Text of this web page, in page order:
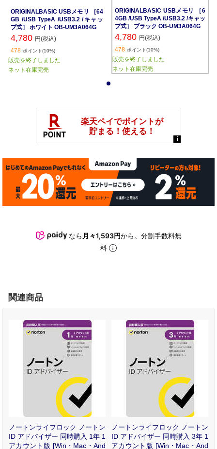
ORIGINALBASIC USBメモリ ［64
GB /USB TypeA /USB3.2 /キャッ
プ式］ ホワイト OB-UM3A064G
4,780 円(税込)
478 ポイント(10%)
販売を終了しました
ネット在庫完売
ORIGINALBASIC USBメモリ ［6
4GB /USB TypeA /USB3.2 /キャッ
プ式］ ブラック OB-UM3A064G
4,780 円(税込)
478 ポイント(10%)
販売を終了しました
ネット在庫完売
なら 月々1,593円から。分割手数料無
料
関連商品
ノートンライフロック ノートン
ID アドバイザー 同時購入 1年 1
アカウント版 [Win・Mac・And
ノートンライフロック ノートン
ID アドバイザー 同時購入 3年 1
アカウント版 [Win・Mac・And